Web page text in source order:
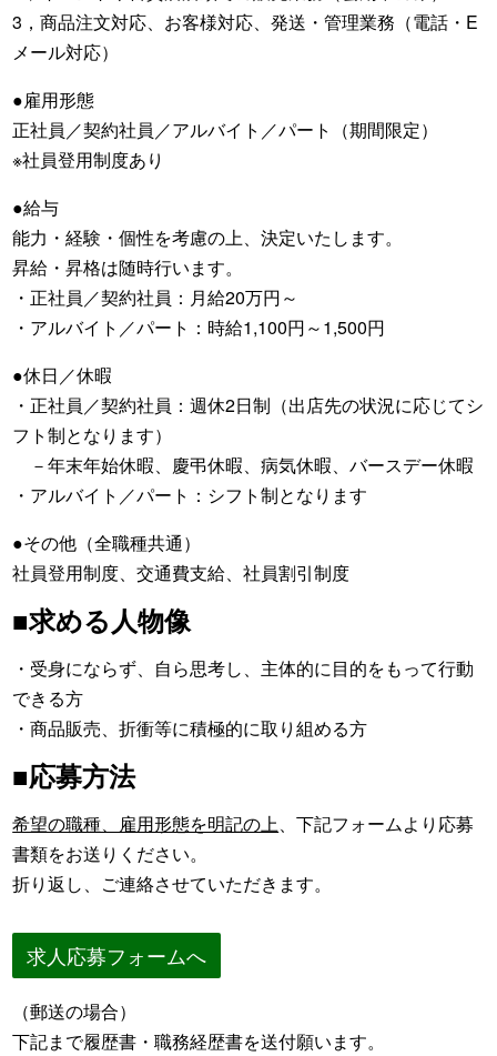
3，商品注文対応、お客様対応、発送・管理業務（電話・E
メール対応）
●雇用形態
正社員／契約社員／アルバイト／パート（期間限定）
※社員登用制度あり
●給与
能力・経験・個性を考慮の上、決定いたします。
昇給・昇格は随時行います。
・正社員／契約社員：月給20万円～
・アルバイト／パート：時給1,100円～1,500円
●休日／休暇
・正社員／契約社員：週休2日制（出店先の状況に応じてシ
フト制となります）
－年末年始休暇、慶弔休暇、病気休暇、バースデー休暇
・アルバイト／パート：シフト制となります
●その他（全職種共通）
社員登用制度、交通費支給、社員割引制度
■求める人物像
・受身にならず、自ら思考し、主体的に目的をもって行動
できる方
・商品販売、折衝等に積極的に取り組める方
■応募方法
希望の職種、雇用形態を明記の上、下記フォームより応募
書類をお送りください。
折り返し、ご連絡させていただきます。
求人応募フォームへ
（郵送の場合）
下記まで履歴書・職務経歴書を送付願います。